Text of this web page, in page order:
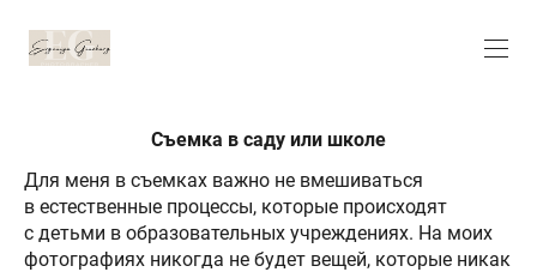
Съемка в саду или школе
Для меня в съемках важно не вмешиваться
в естественные процессы, которые происходят
с детьми в образовательных учреждениях. На моих
фотографиях никогда не будет вещей, которые никак